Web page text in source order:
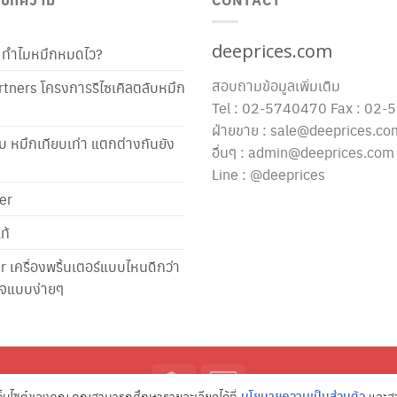
ำไมหมึกหมดไว?
โครงการรีไซเคิลตลับหมึก
มึกเทียบเท่า แตกต่างกันยัง
เครื่องพริ้นเตอร์แบบไหนดีกว่า
แบบง่ายๆ
deeprices.com
สอบถามข้อมูลเพิ่มเติม
Tel : 02-5740470 Fax : 02-
ฝ่ายขาย :
อื่นๆ : admin@deeprices.com
Line : @deeprices
Credit
Credit